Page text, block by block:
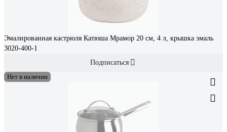
Эмалированная кастрюля Катюша Мрамор 20 см, 4 л, крышка эмаль
3020-400-1
Подписаться
Нет в наличии